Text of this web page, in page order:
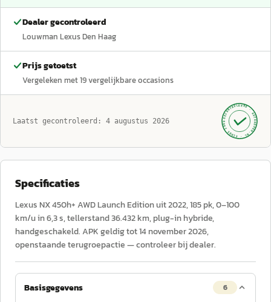
Dealer gecontroleerd
Louwman Lexus Den Haag
Prijs getoetst
Vergeleken met19vergelijkbare occasions
Laatst gecontroleerd: 4 augustus 2026 GECONTROLEERD ·
AUTOKOPEN.NL
· SINDS 1999 ·
Specificaties
Lexus NX 450h+ AWD Launch Edition uit 2022, 185 pk, 0–100
km/u in 6,3 s, tellerstand 36.432 km, plug-in hybride,
handgeschakeld. APK geldig tot 14 november 2026,
openstaande terugroepactie — controleer bij dealer.
Basisgegevens 6